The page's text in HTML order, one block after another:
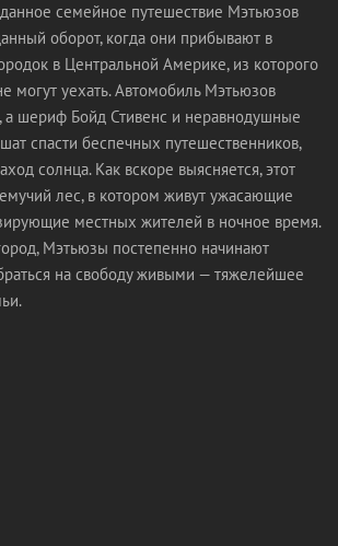
семейное путешествие Мэтьюзов
оборот, когда они прибывают в
в Центральной Америке, из которого
могут уехать. Автомобиль Мэтьюзов
а шериф Бойд Стивенс и неравнодушные
спасти беспечных путешественников,
солнца. Как вскоре выясняется, этот
лес, в котором живут ужасающие
местных жителей в ночное время.
Мэтьюзы постепенно начинают
на свободу живыми — тяжелейшее